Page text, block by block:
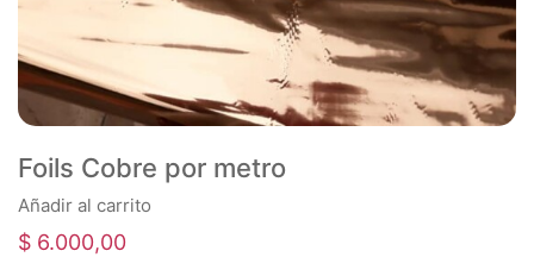
Foils Cobre por metro
Añadir al carrito
$ 6.000,00